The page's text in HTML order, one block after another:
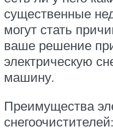
существенные
могут стать
ваше решение
электрическую
машину.
Преимущества
снегоочистителей: